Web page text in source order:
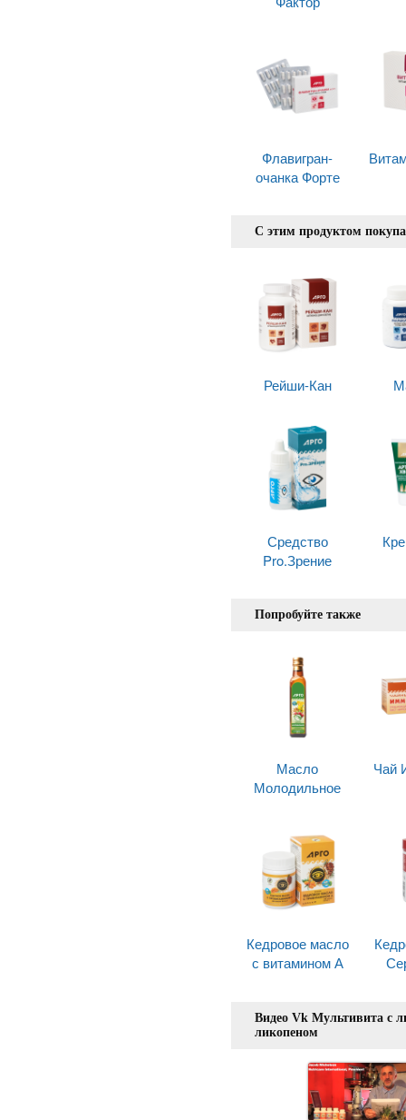
Флавигран-
очанка Форте
С этим продуктом
Рейши-Кан
Средство
Pro.Зрение
Попробуйте также
Масло
Молодильное
Чай
Кедровое масло
с витамином А
Видео Vk Мультивита с
ликопеном